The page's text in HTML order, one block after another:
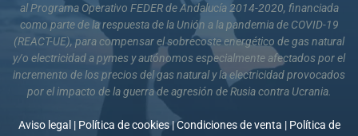
al Programa Operativo FEDER de Andalucía 2014-2020, financiada
como parte de la respuesta de la Unión a la pandemia de COVID-19
(REACT-UE), para compensar el sobrecoste energético de gas natural
y/o electricidad a pymes y autónomos especialmente afectados por el
incremento de los precios del gas natural y la electricidad provocados
por el impacto de la guerra de agresión de Rusia contra Ucrania.
Aviso legal| Política de cookies|Condiciones de venta | Política de